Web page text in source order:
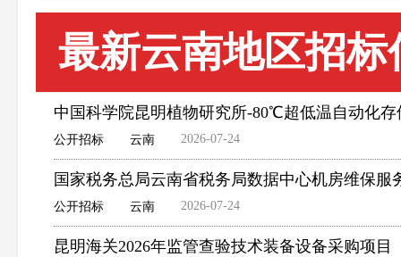
最新云南地区招标
中国科学院昆明植物研究所-80℃超低温自动化
公开招标 云南 2026-07-24
国家税务总局云南省税务局数据中心机房维保服
公开招标 云南 2026-07-24
昆明海关2026年监管查验技术装备设备采购项